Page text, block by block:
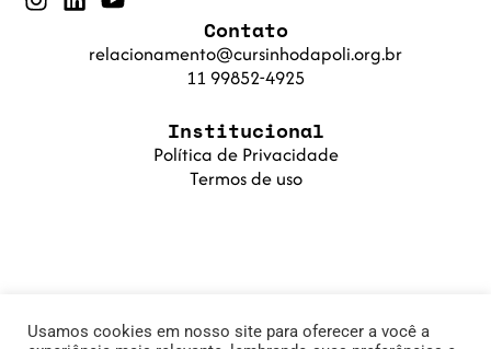
Institucional
Política de Privacidade
Termos de uso
Contato
relacionamento@cursinhodapoli.org.br
11 99852-4925
Usamos cookies em nosso site para oferecer a você a